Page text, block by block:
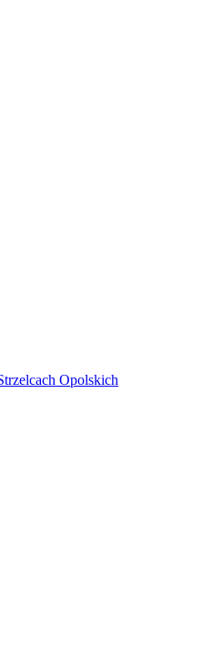
Opolskich